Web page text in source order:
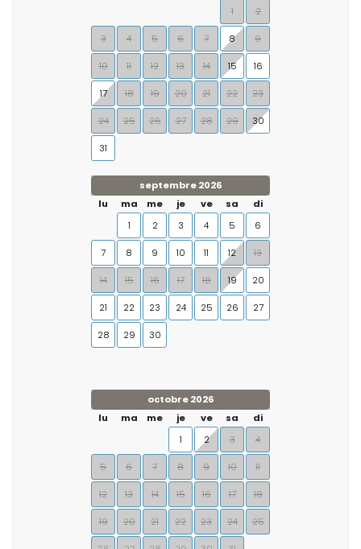
1
2
3 4 5 6 7 8 9
10 11 12 13 14 15 16
17 18 19 20 21 22 23
24 25 26 27 28 29 30
31
septembre 2026
lu
ma me je ve sa
di
1
2 3 4 5 6
7 8 9 10 11 12 13
14 15 16 17 18 19 20
21 22 23 24 25 26 27
28 29 30
octobre 2026
lu
ma me je ve sa
di
1
2 3 4
5 6 7 8 9 10 11
12 13 14 15 16 17 18
19 20 21 22 23 24 25